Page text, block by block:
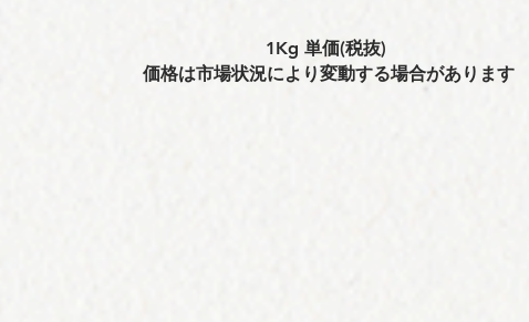
1Kg 単価(税抜)
価格は市場状況により変動する場合があります